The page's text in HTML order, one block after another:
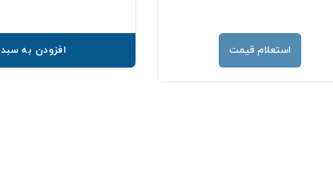
استعلام قیمت افزودن به سبد